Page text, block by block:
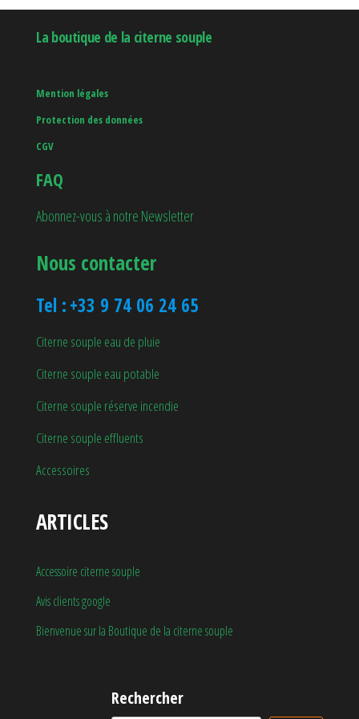
La boutique de la citerne souple
Mention légales
Protection des données
CGV
FAQ
Abonnez-vous à notre Newsletter
Nous contacter
Tel :+33 9 74 06 24 65
Citerne souple eau de pluie
Citerne souple eau potable
Citerne souple réserve incendie
Citerne souple effluents
Accessoires
ARTICLES
Accessoire citerne souple
Avis clients google
Bienvenue sur la Boutique de la citerne souple
Rechercher